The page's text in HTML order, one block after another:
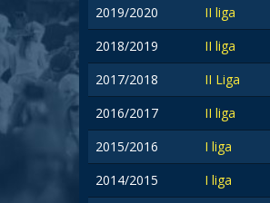
2019/2020
II liga
2018/2019
II liga
2017/2018
II Liga
2016/2017
II liga
2015/2016
I liga
2014/2015
I liga